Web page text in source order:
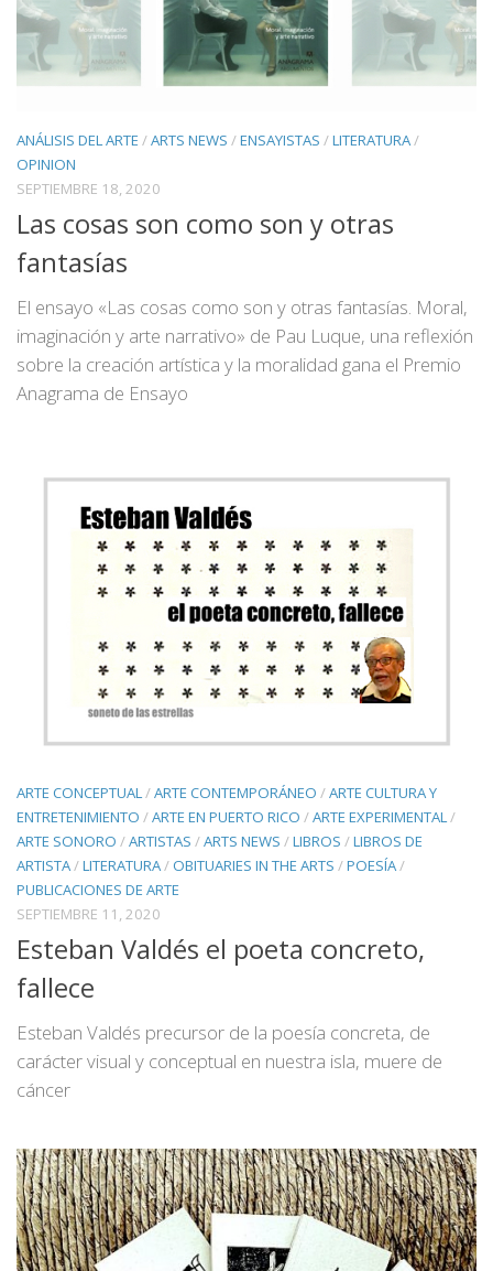
ANÁLISIS DEL ARTE /ARTS NEWS /ENSAYISTAS /LITERATURA/
OPINION
SEPTIEMBRE 18, 2020
Las cosas son como son y otras
fantasías
El ensayo «Las cosas como son y otras fantasías. Moral,
imaginación y arte narrativo» de Pau Luque, una reflexión
sobre la creación artística y la moralidad gana el Premio
Anagrama de Ensayo
ARTE CONCEPTUAL/ARTE CONTEMPORÁNEO /ARTE CULTURA Y
ENTRETENIMIENTO /ARTE EN PUERTO RICO /ARTE EXPERIMENTAL/
ARTE SONORO /ARTISTAS /ARTS NEWS /LIBROS /LIBROS DE
ARTISTA/LITERATURA/ OBITUARIES IN THE ARTS /POESÍA/
PUBLICACIONES DE ARTE
SEPTIEMBRE 11, 2020
Esteban Valdés el poeta concreto,
fallece
Esteban Valdés precursor de la poesía concreta, de
carácter visual y conceptual en nuestra isla, muere de
cáncer